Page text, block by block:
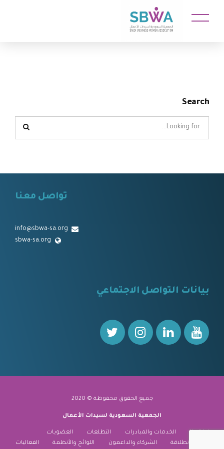
Search
تواصل معنا
info@sbwa-sa.org
sbwa-sa.org
بيانات التواصل الاجتماعي
جميع الحقوق محفوظة © 2020
الجمعية السعودية لسيدات الأعمال
نبذة عنا الخدمات والمبادرات التطلعات
العضويات
منارة الانطلاقة
الشركاء والداعمون اللوائح والأنظمة الفعاليات